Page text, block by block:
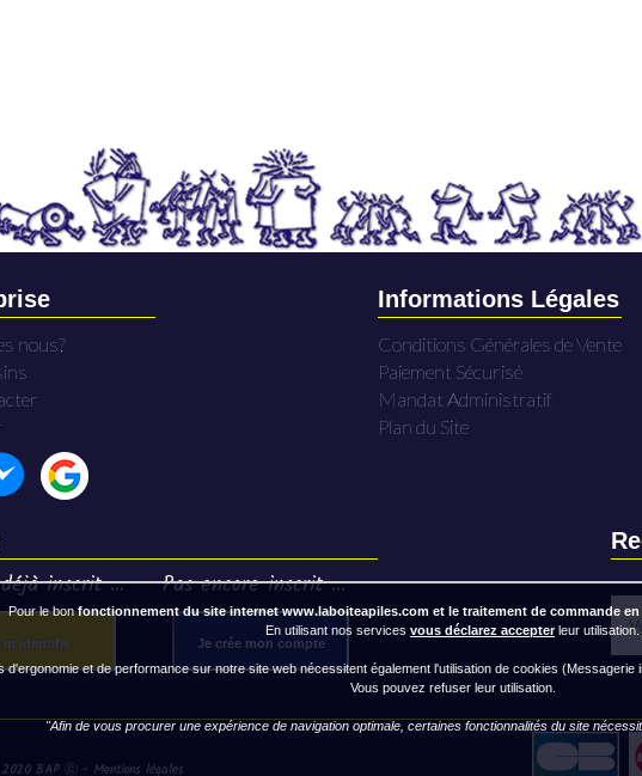
nous?
Informations Légales
Conditions Générales de Vente
Paiement Sécurisé
Mandat Administratif
Plan du Site
inscrit ...
m'identifie
Pas encore inscrit ...
Je crée mon compte
2020 BAP ⓒ - Mentions légales
Pour le bonfonctionnement du site internet www.laboiteapiles.com et le traitement de commande en
En utilisant nos services vous déclarez accepterleur utilisation.
d'ergonomie et de performance sur notre site web nécessitent également l'utilisation de cookies (Messagerie
Vous pouvez refuser leur utilisation.
"Afin de vous procurer une expérience de navigation optimale, certaines fonctionnalités du site